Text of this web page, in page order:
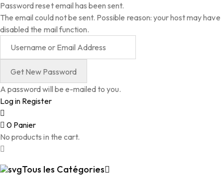
Password reset email has been sent.
The email could not be sent. Possible reason: your host may have
disabled the mail function.
A password will be e-mailed to you.
Log in Register
0 Panier
No products in the cart.
Tous les Catégories